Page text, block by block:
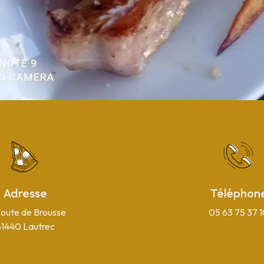
Adresse
de Brousse
Lautrec
05 63 75 37